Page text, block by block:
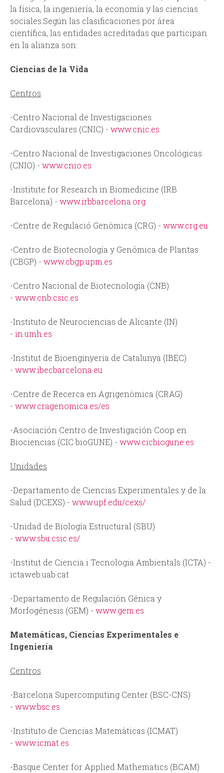
la física, la ingeniería, la economía y las ciencias
sociales. Según las clasificaciones por área
científica, las entidades acreditadas que participan
en la alianza son:
Ciencias de la Vida
Centros
-Centro Nacional de Investigaciones
Cardiovasculares (CNIC) - www.cnic.es
-Centro Nacional de Investigaciones Oncológicas
(CNIO) - www.cnio.es
-Institute for Research in Biomedicine (IRB
Barcelona) - www.irbbarcelona.org
-Centre de Regulació Genòmica (CRG) - www.crg.eu
-Centro de Biotecnología y Genómica de Plantas
(CBGP) - www.cbgp.upm.es
-Centro Nacional de Biotecnología (CNB)
- www.cnb.csic.es
-Instituto de Neurociencias de Alicante (IN)
- in.umh.es
-Institut de Bioenginyeria de Catalunya (IBEC)
- www.ibecbarcelona.eu
-Centre de Recerca en Agrigenòmica (CRAG)
- www.cragenomica.es/es
-Asociación Centro de Investigación Coop en
Biociencias (CIC bioGUNE) - www.cicbiogune.es
Unidades
-Departamento de Ciencias Experimentales y de la
Salud (DCEXS) - www.upf.edu/cexs/
-Unidad de Biología Estructural (SBU)
- www.sbu.csic.es/
-Institut de Ciencia i Tecnologia Ambientals (ICTA) -
ictaweb.uab.cat
-Departamento de Regulación Génica y
Morfogénesis (GEM) - www.gem.es
Matemáticas, Ciencias Experimentales e
Ingeniería
Centros
-Barcelona Supercomputing Center (BSC-CNS)
- www.bsc.es
-Instituto de Ciencias Matemáticas (ICMAT)
- www.icmat.es
-Basque Center for Applied Mathematics (BCAM)